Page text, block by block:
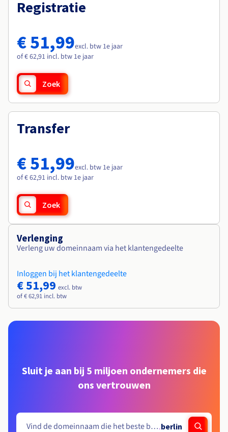
Tarieven
Roadmap & Changelog
Monitoring
Roadmap & Changelog
Roadmap & Changelog
Roadmap & Changelog
Roadmap & Changelog
Registratie
€ 51,99excl. btw 1e jaar
of € 62,91 incl. btw 1e jaar
Zoek
Transfer
€ 51,99excl. btw 1e jaar
of € 62,91 incl. btw 1e jaar
Zoek
Verlenging
Verleng uw domeinnaam via het klantengedeelte
Inloggen bij het klantengedeelte
€ 51,99 excl. btw
of € 62,91 incl. btw
Sluit je aan bij 5 miljoen ondernemers die
ons vertrouwen
.berlin